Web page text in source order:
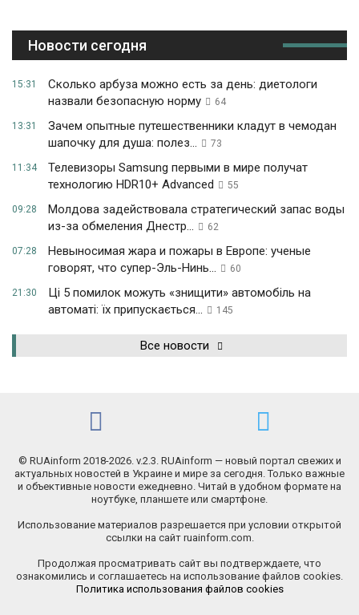
Новости сегодня
15:31
Сколько арбуза можно есть за день: диетологи
назвали безопасную норму
64
13:31
Зачем опытные путешественники кладут в чемодан
шапочку для душа: полез...
73
11:34
Телевизоры Samsung первыми в мире получат
технологию HDR10+ Advanced
55
09:28
Молдова задействовала стратегический запас воды
из-за обмеления Днестр...
62
07:28
Невыносимая жара и пожары в Европе: ученые
говорят, что супер-Эль-Нинь...
60
21:30
Ці 5 помилок можуть «знищити» автомобіль на
автоматі: їх припускається...
145
Все новости
© RUAinform 2018-2026. v.2.3. RUAinform — новый портал свежих и
актуальных новостей в Украине и мире за сегодня. Только важные
и объективные новости ежедневно. Читай в удобном формате на
ноутбуке, планшете или смартфоне.
Использование материалов разрешается при условии открытой
ссылки на сайт ruainform.com.
Продолжая просматривать сайт вы подтверждаете, что
ознакомились и соглашаетесь на использование файлов cookies.
Политика использования файлов cookies